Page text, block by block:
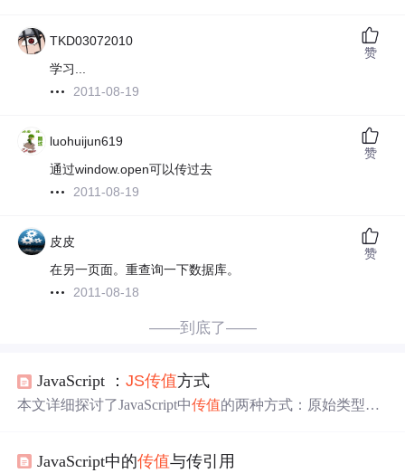
TKD03072010
学习...
2011-08-19
赞
luohuijun619
通过window.open可以传过去
2011-08-19
赞
皮皮
在另一页面。重查询一下数据库。
2011-08-18
赞
——到底了——
JavaScript ：JS传值方式
本文详细探讨了JavaScript中传值的两种方式：原始类型的
理这些区别。
JavaScript中的传值与传引用